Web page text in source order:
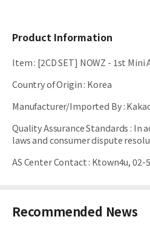
Product Information
Item: [2CD SET] NOWZ - 1st
Country of Origin: Korea
Manufacturer/Imported By:
Quality Assurance Standards : In
laws and consumer dispute
AS Center Contact: Ktown4u, 02-
Recommended News